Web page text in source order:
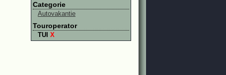
Categorie
Autovakantie
Touroperator
TUI X